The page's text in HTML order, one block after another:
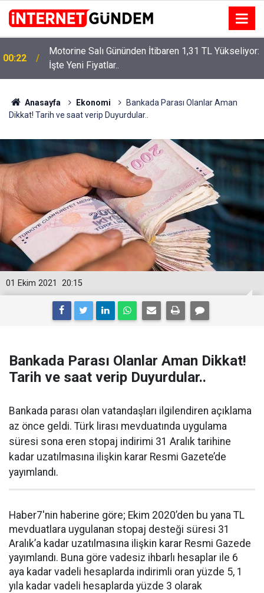
00:22
Motorine Salı Gününden İtibaren 1,31 TL Yükseliyor:
İşte Yeni Fiyatlar..
Anasayfa Ekonomi
Bankada Parası Olanlar Aman
Dikkat! Tarih ve saat verip Duyurdular..
20:15
01 Ekim 2021
Bankada Parası Olanlar Aman Dikkat!
Tarih ve saat verip Duyurdular..
Bankada parası olan vatandaşları ilgilendiren açıklama
az önce geldi. Türk lirası mevduatında uygulama
süresi sona eren stopaj indirimi 31 Aralık tarihine
kadar uzatılmasına ilişkin karar Resmi Gazete’de
yayımlandı.
Haber7'nin haberine göre; Ekim 2020’den bu yana TL
mevduatlara uygulanan stopaj desteği süresi 31
Aralık’a kadar uzatılmasına ilişkin karar Resmi Gazede
yayımlandı. Buna göre vadesiz ihbarlı hesaplar ile 6
aya kadar vadeli hesaplarda indirimli oran yüzde 5, 1
yıla kadar vadeli hesaplarda yüzde 3 olarak